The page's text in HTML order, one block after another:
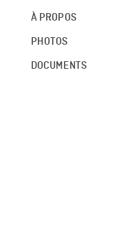
À PROPOS
PHOTOS
DOCUMENTS